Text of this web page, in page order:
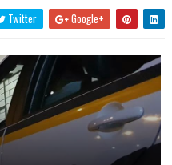
Twitter Google+